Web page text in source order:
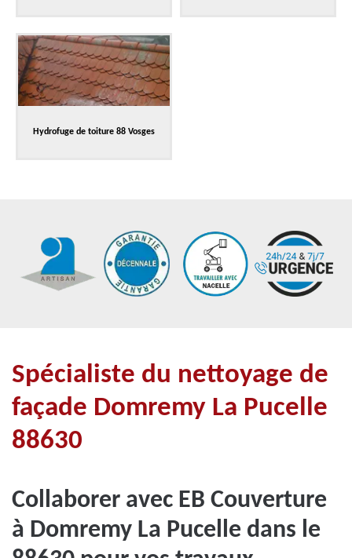
Hydrofuge de toiture 88 Vosges
Spécialiste du nettoyage de
façade Domremy La Pucelle
88630
Collaborer avec EB Couverture
à Domremy La Pucelle dans le